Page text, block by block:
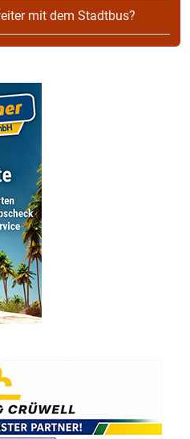
mit dem Stadtbus?